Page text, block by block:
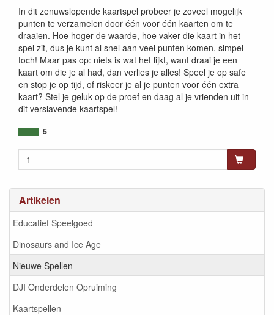
Artikelen
Educatief Speelgoed
Dinosaurs and Ice Age
Nieuwe Spellen
DJI Onderdelen Opruiming
Kaartspellen
In dit zenuwslopende kaartspel probeer je zoveel mogelijk
punten te verzamelen door één voor één kaarten om te
draaien. Hoe hoger de waarde, hoe vaker die kaart in het
spel zit, dus je kunt al snel aan veel punten komen, simpel
toch! Maar pas op: niets is wat het lijkt, want draai je een
kaart om die je al had, dan verlies je alles! Speel je op safe
en stop je op tijd, of riskeer je al je punten voor één extra
kaart? Stel je geluk op de proef en daag al je vrienden uit in
dit verslavende kaartspel!
5